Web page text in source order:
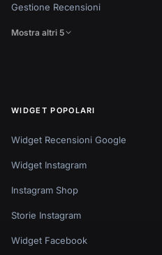
Gestione Recensioni
Mostra altri 5
WIDGET POPOLARI
Widget Recensioni Google
Widget Instagram
Instagram Shop
Storie Instagram
Widget Facebook